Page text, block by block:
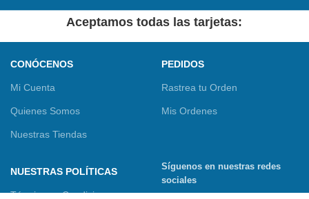
Aceptamos todas las tarjetas:
CONÓCENOS
Mi Cuenta
Quienes Somos
Nuestras Tiendas
PEDIDOS
Rastrea tu Orden
Mis Ordenes
NUESTRAS POLÍTICAS
Términos y Condiciones
Síguenos en nuestras redes
sociales